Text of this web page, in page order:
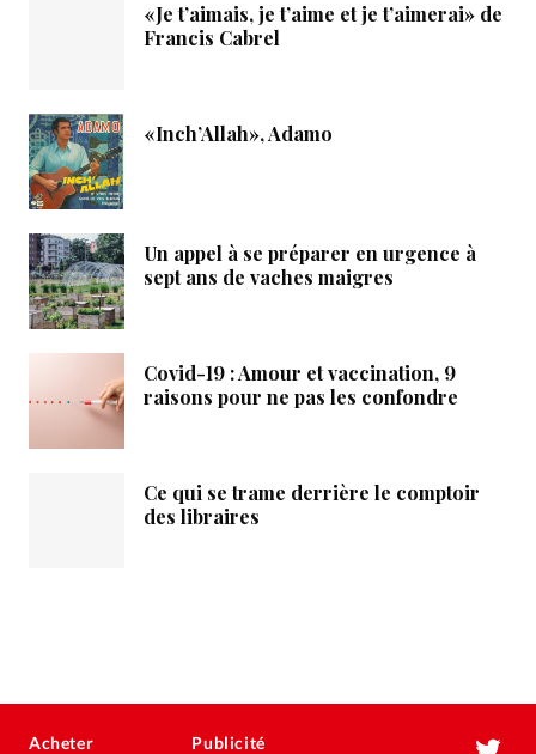
«Je t’aimais, je t’aime et je t’aimerai» de
Francis Cabrel
«Inch’Allah», Adamo
Un appel à se préparer en urgence à
sept ans de vaches maigres
Covid-19 : Amour et vaccination, 9
raisons pour ne pas les confondre
Ce qui se trame derrière le comptoir
des libraires
Acheter Publicité